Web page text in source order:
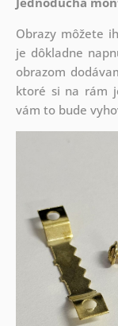
Obrazy môžete
je dôkladne
obrazom
ktoré si na rám
vám to bude